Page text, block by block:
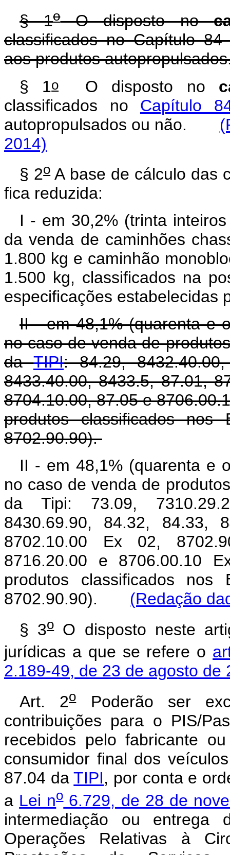
§ 1oO disposto no
classificados no Capítulo
aos produtos
§ 1oO disposto no
classificados no Capítulo
autopropulsados ou não.
2014)
§ 2oA base de cálculo das
fica reduzida:
I - em 30,2% (trinta
da venda de caminhões
1.800 kg e caminhão
1.500 kg, classificados na
especificações estabelecidas
II - em 48,1% (quarenta e
no caso de venda de
daTIPI: 84.29,
8433.40.00, 8433.5, 87.01,
8704.10.00, 87.05 e
produtos classificados
8702.90.90).
II - em 48,1% (quarenta e
no caso de venda de
da Tipi: 73.09,
8430.69.90, 84.32, 84.33,
8702.10.00 Ex 02,
8716.20.00 e 8706.00.10
produtos classificados
8702.90.90). (Redação
§ 3oO disposto neste
jurídicas a que se refere o
2.189-49, de 23 de agosto de
Art. 2oPoderão ser
contribuições para o PIS/
recebidos pelo fabricante
consumidor final dos
87.04 daTIPI, por conta e
a Lei no6.729, de 28 de
intermediação ou
Operações Relativas à